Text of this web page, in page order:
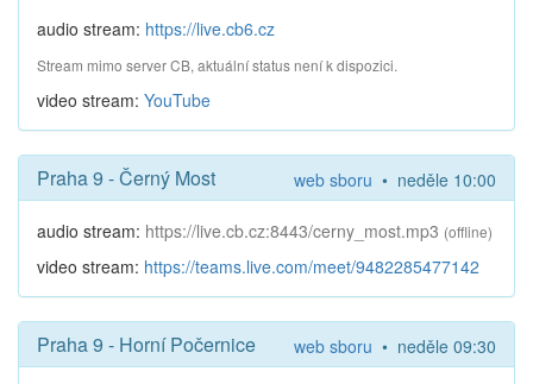
audio stream: https://live.cb6.cz
Stream mimo server CB, aktuální status není k dispozici.
video stream: YouTube
web sboru • neděle 10:00
Praha 9 - Černý Most
audio stream: https://live.cb.cz:8443/cerny_most.mp3 (offline)
video stream: https://teams.live.com/meet/9482285477142
web sboru • neděle 09:30
Praha 9 - Horní Počernice